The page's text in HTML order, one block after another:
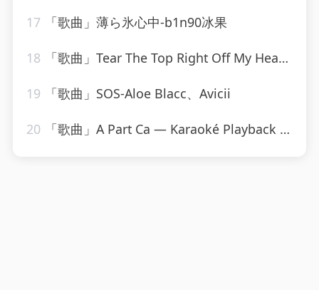
17 「歌曲」薄ら氷心中-b1n90冰果
18 「歌曲」Tear The Top Right Off My Head-The Monkees
19 「歌曲」SOS-Aloe Blacc、Avicii
20 「歌曲」A Part Ca — Karaoké Playback Instrumental — Rendu Célèbre Par Jacques Dutronc-Karaoke